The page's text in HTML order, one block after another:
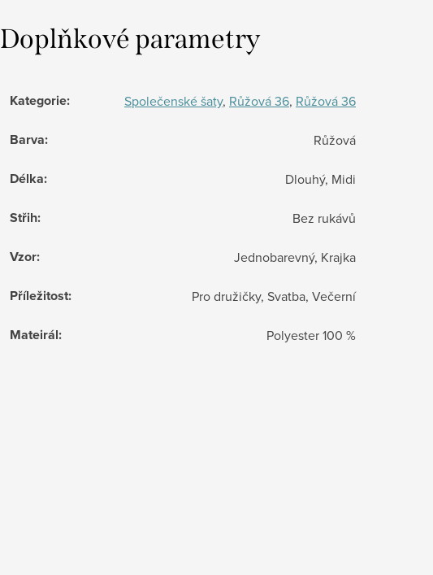
Doplňkové parametry
Kategorie: Společenské šaty, Růžová 36, Růžová 36
Barva: Růžová
Délka: Dlouhý, Midi
Střih: Bez rukávů
Vzor: Jednobarevný, Krajka
Příležitost: Pro družičky, Svatba, Večerní
Mateirál: Polyester 100 %